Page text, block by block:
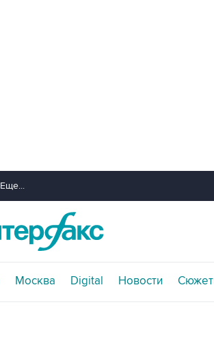
Еще...
Москва Digital Новости